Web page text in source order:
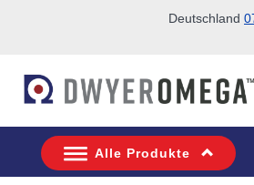
Deutschland
Alle Produkte